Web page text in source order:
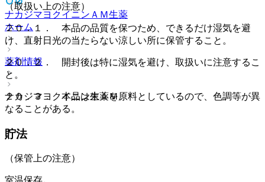
ナカジマヨクイニンＡＭ生薬
ホーム
薬剤情報
ナカジマヨクイニン末ＡＭ
（取扱い上の注意）
２０．１． 本品の品質を保つため、できるだけ湿気を避
け、直射日光の当たらない涼しい所に保管すること。
２０．２． 開封後は特に湿気を避け、取扱いに注意するこ
と。
２０．３． 本品は生薬を原料としているので、色調等が異
なることがある。
貯法
（保管上の注意）